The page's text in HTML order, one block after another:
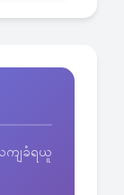
ကျခံရယူ